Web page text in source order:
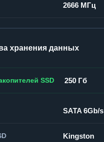
2666 МГц
хранения данных
SSD 250 Гб
SATA 6Gb/s
Kingston